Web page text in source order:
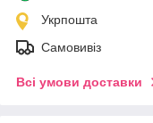
Укрпошта
Самовивіз
Всі умови доставки